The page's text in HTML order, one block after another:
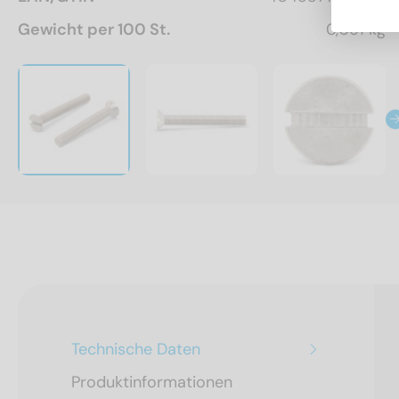
Gewicht per 100 St.
0,091 kg
Technische Daten
Produktinformationen